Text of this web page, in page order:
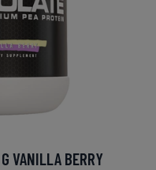
VANILLA BERRY